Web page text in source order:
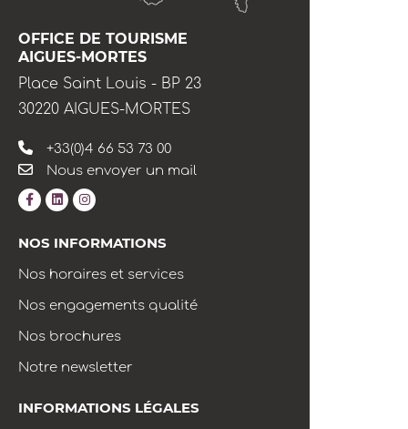
OFFICE DE TOURISME
AIGUES-MORTES
Place Saint Louis - BP 23
30220 AIGUES-MORTES
+33(0)4 66 53 73 00
Nous envoyer un mail
NOS INFORMATIONS
Nos horaires et services
Nos engagements qualité
Nos brochures
Notre newsletter
INFORMATIONS LÉGALES